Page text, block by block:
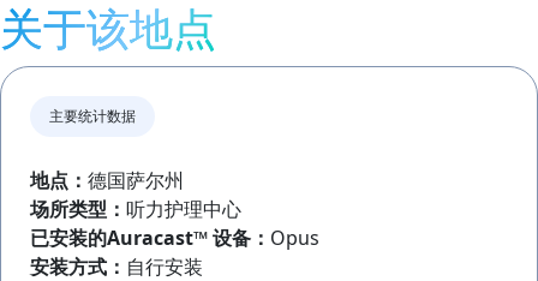
关于该地点
主要统计数据
地点： 德国萨尔州
场所类型： 听力护理中心
已安装的Auracast™设备： Opus
安装方式： 自行安装